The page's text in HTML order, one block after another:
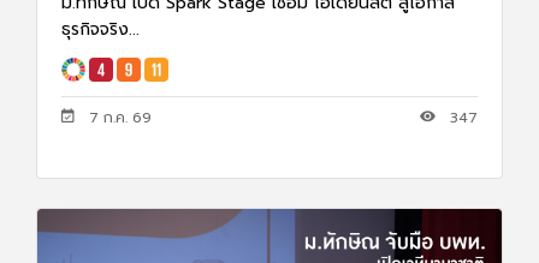
ธุรกิจจริง...
7 ก.ค. 69 347